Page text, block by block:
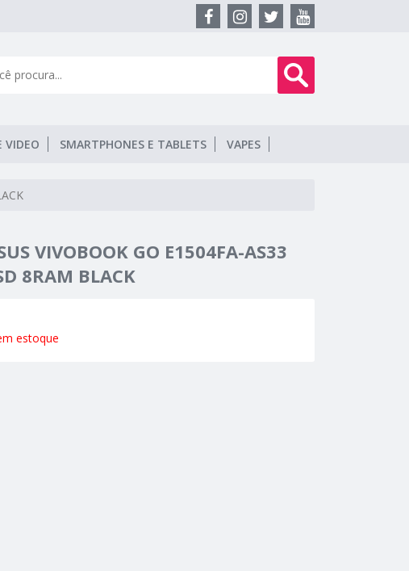
VIDEO SMARTPHONES E TABLETS VAPES
VIVOBOOK GO E1504FA-AS33
8RAM BLACK
estoque